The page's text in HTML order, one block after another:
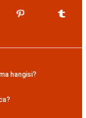
hangisi?